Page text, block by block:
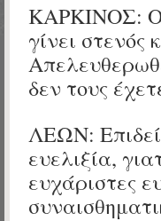
ΚΑΡΚΙΝΟΣ:
γίνει στενός
δεν τους
ΛΕΩΝ:
ευελιξία,
ευχάριστες